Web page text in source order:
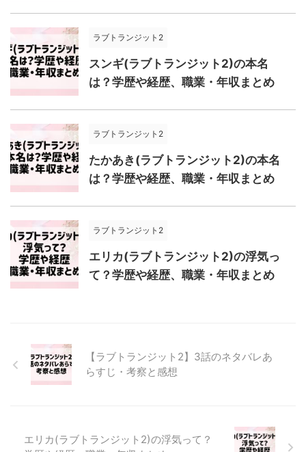
ラブトランジット2
スンギ(ラブトランジット2)の本名
は？学歴や経歴、職業・年収まとめ
ラブトランジット2
たかあき(ラブトランジット2)の本名
は？学歴や経歴、職業・年収まとめ
ラブトランジット2
エリカ(ラブトランジット2)の浮気っ
て？学歴や経歴、職業・年収まとめ
【ラブトランジット2】3話のネタバレあ
らすじ・考察と感想
エリカ(ラブトランジット2)の浮気って？